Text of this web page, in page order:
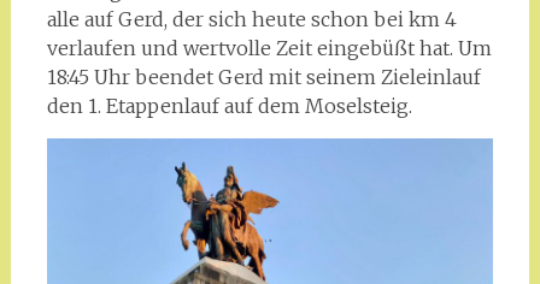
alle auf Gerd, der sich heute schon bei km 4
verlaufen und wertvolle Zeit eingebüßt hat. Um
18:45 Uhr beendet Gerd mit seinem Zieleinlauf
den 1. Etappenlauf auf dem Moselsteig.